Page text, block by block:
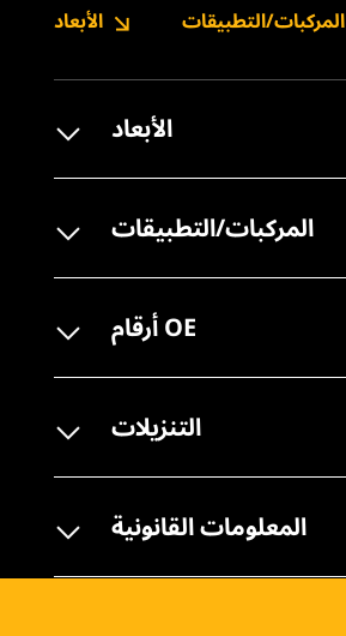
الأبعاد المركبات/التطبيقات
الأبعاد
المركبات/التطبيقات
أرقام OE
التنزيلات
المعلومات القانونية